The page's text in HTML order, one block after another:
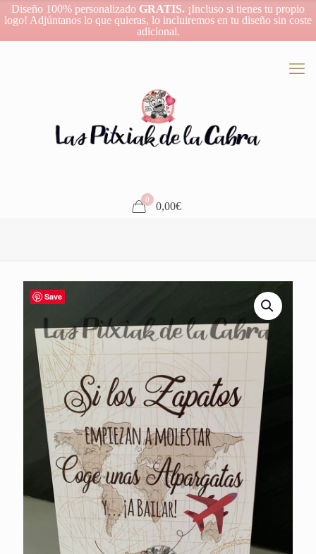
Diseño 100% personalizado GRATIS. ¡Incluso si tienes tu propio
logo! Adjúntanos lo que quieras, lo incluiremos en tu diseño sin coste
adicional.
0
0,00€
Save